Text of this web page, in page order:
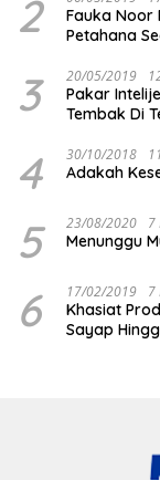
2
Fauka Noor
Petahana
3 20/05/2019
Pakar
Tembak Di
4 30/10/2018
Adakah
5 23/08/2020 7
Menunggu
6 17/02/2019 7
Khasiat
Sayap